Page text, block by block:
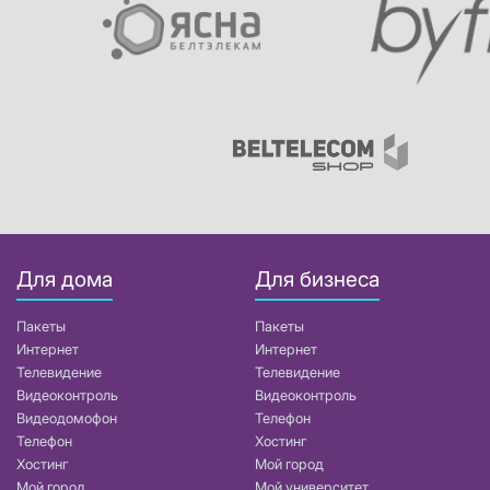
Для дома
Пакеты
Интернет
Телевидение
Видеоконтроль
Видеодомофон
Телефон
Хостинг
Для бизнеса
Пакеты
Интернет
Телевидение
Видеоконтроль
Телефон
Хостинг
Мой город